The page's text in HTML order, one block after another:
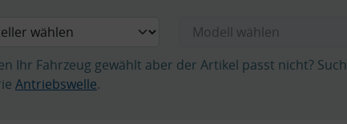
Ihr Fahrzeug gewählt aber der Artikel passt nicht?
Antriebswelle.